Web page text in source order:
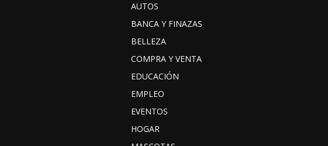
AUTOS
BANCA Y FINAZAS
BELLEZA
COMPRA Y VENTA
EDUCACIÓN
EMPLEO
EVENTOS
HOGAR